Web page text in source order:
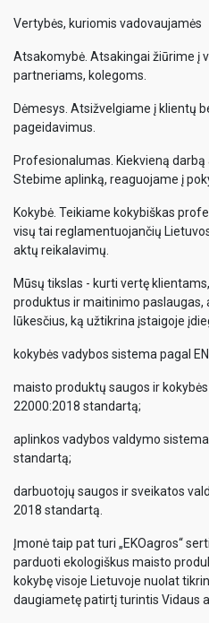
Vertybės, kuriomis vadovaujamės
Atsakomybė. Atsakingai žiūrime į
partneriams, kolegoms.
Dėmesys. Atsižvelgiame į klientų
pageidavimus.
Profesionalumas. Kiekvieną
Stebime aplinką, reaguojame į
Kokybė. Teikiame kokybiškas
visų tai reglamentuojančių
aktų reikalavimų.
Mūsų tikslas - kurti vertę
produktus ir maitinimo paslaugas,
lūkesčius, ką užtikrina įstaigoje
kokybės vadybos sistema pagal
maisto produktų saugos ir
22000:2018 standartą;
aplinkos vadybos valdymo
standartą;
darbuotojų saugos ir sveikatos
2018 standartą.
Įmonė taip pat turi „EKOagros“
parduoti ekologiškus maisto
kokybę visoje Lietuvoje nuolat
daugiametę patirtį turintis Vidaus